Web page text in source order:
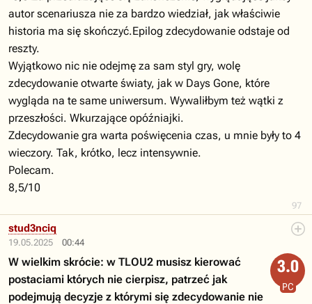
97
autor scenariusza nie za bardzo wiedział, jak właściwie
historia ma się skończyć.Epilog zdecydowanie odstaje od
reszty.
Wyjątkowo nic nie odejmę za sam styl gry, wolę
zdecydowanie otwarte światy, jak w Days Gone, które
wygląda na te same uniwersum. Wywaliłbym też wątki z
przeszłości. Wkurzające opóźniajki.
Zdecydowanie gra warta poświęcenia czas, u mnie były to 4
wieczory. Tak, krótko, lecz intensywnie.
Polecam.
8,5/10
19.05.2025 00:44
stud3nciq
3.0
PC
W wielkim skrócie: w TLOU2 musisz kierować
postaciami których nie cierpisz, patrzeć jak
podejmują decyzje z którymi się zdecydowanie nie